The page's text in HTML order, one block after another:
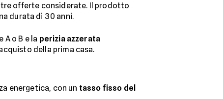
offerte considerate. Il prodotto
durata di 30 anni.
A o B e la perizia azzerata
della prima casa.
energetica, con un tasso fisso del